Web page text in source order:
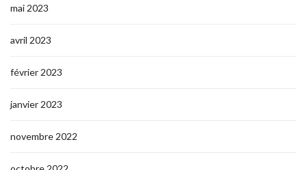
mai 2023
avril 2023
février 2023
janvier 2023
novembre 2022